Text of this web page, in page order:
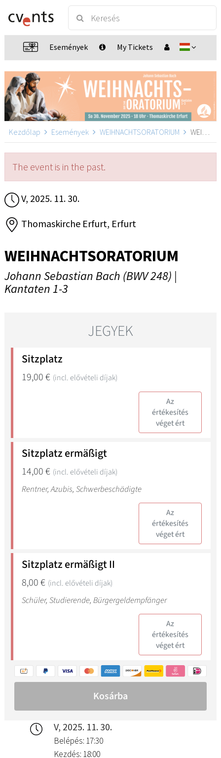
Események My Tickets
Kezdőlap Események WEIHNACHTSORATORIUM WEIHNACHTSORATORIUM, Erfurt
The event is in the past.
V, 2025. 11. 30.
Thomaskirche Erfurt, Erfurt
WEIHNACHTSORATORIUM
Johann Sebastian Bach (BWV 248) |
Kantaten 1-3
V, 2025. 11. 30.
Belépés: 17:30
Kezdés: 18:00